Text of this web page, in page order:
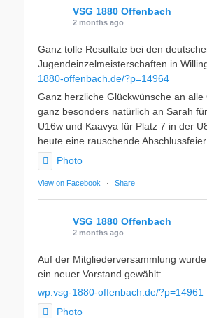
VSG 1880 Offenbach
2 months ago
Ganz tolle Resultate bei den
Jugendeinzelmeisterschaften in
1880-offenbach.de/?p=14964
Ganz herzliche Glückwünsche an alle
ganz besonders natürlich an Sarah
U16w und Kaavya für Platz 7 in der
heute eine rauschende
Photo
View on Facebook · Share
VSG 1880 Offenbach
2 months ago
Auf der Mitgliederversammlung wurde
ein neuer Vorstand gewählt:
wp.vsg-1880-offenbach.de/?p=14961
Photo